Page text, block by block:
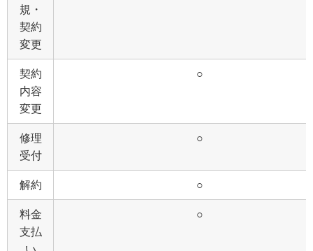
規・
契約
変更
契約
内容
変更
○
修理
受付
○
解約 ○
料金
支払
○